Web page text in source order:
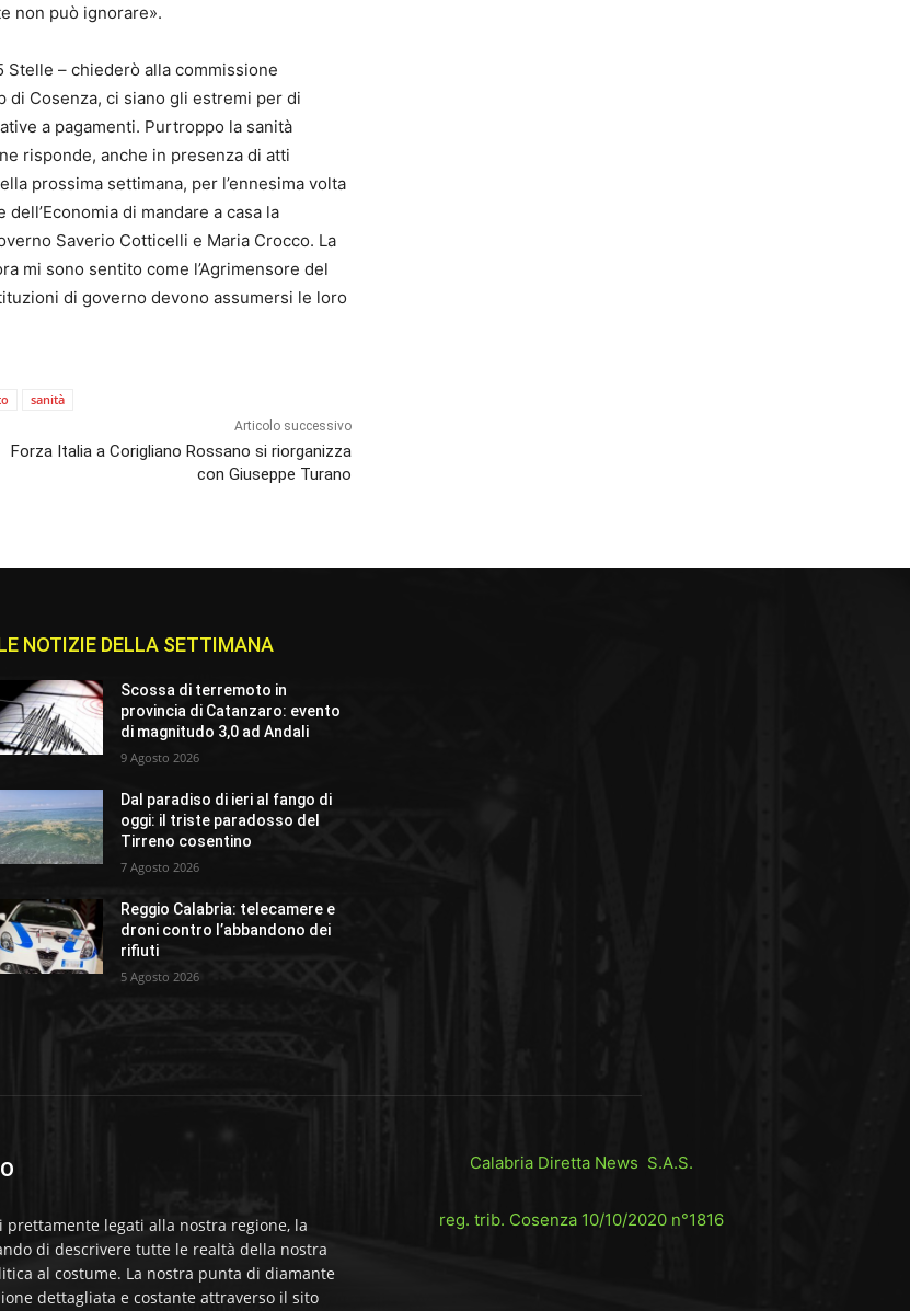
non può ignorare».
– chiederò alla commissione
di Cosenza, ci siano gli estremi per di
a pagamenti. Purtroppo la sanità
risponde, anche in presenza di atti
prossima settimana, per l’ennesima volta
di mandare a casa la
Saverio Cotticelli e Maria Crocco. La
mi sono sentito come l’Agrimensore del
di governo devono assumersi le loro
sanità
Articolo successivo
Forza Italia a Corigliano Rossano si riorganizza
con Giuseppe Turano
NOTIZIE DELLA SETTIMANA
Scossa di terremoto in
provincia di Catanzaro: evento
di magnitudo 3,0 ad Andali
9 Agosto 2026
Dal paradiso di ieri al fango di
oggi: il triste paradosso del
Tirreno cosentino
7 Agosto 2026
Reggio Calabria: telecamere e
droni contro l’abbandono dei
rifiuti
5 Agosto 2026
prettamente legati alla nostra regione, la
di descrivere tutte le realtà della nostra
al costume. La nostra punta di diamante
dettagliata e costante attraverso il sito
Calabria Diretta News S.A.S.
reg. trib. Cosenza 10/10/2020 n°1816